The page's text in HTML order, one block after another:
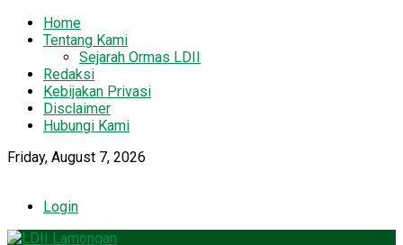
Home
Tentang Kami
Sejarah Ormas LDII
Redaksi
Kebijakan Privasi
Disclaimer
Hubungi Kami
Friday, August 7, 2026
Login